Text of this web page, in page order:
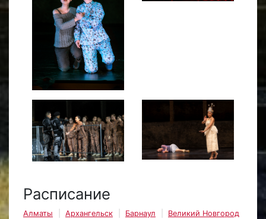
Расписание
Алматы Архангельск Барнаул
Великий Новгород